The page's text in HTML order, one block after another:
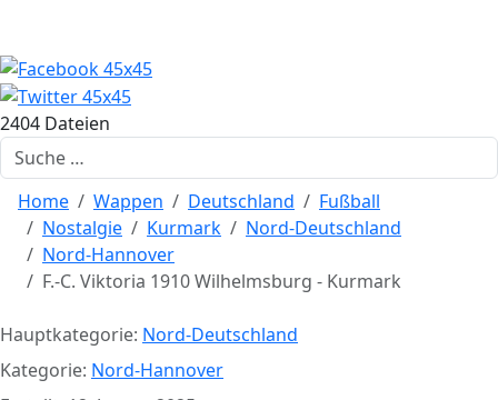
2404 Dateien
Suchen
Home Wappen Deutschland
Fußball
Nostalgie
Kurmark
Nord-Deutschland
Nord-Hannover
F.-C. Viktoria 1910 Wilhelmsburg - Kurmark
Hauptkategorie: Nord-Deutschland
Kategorie: Nord-Hannover